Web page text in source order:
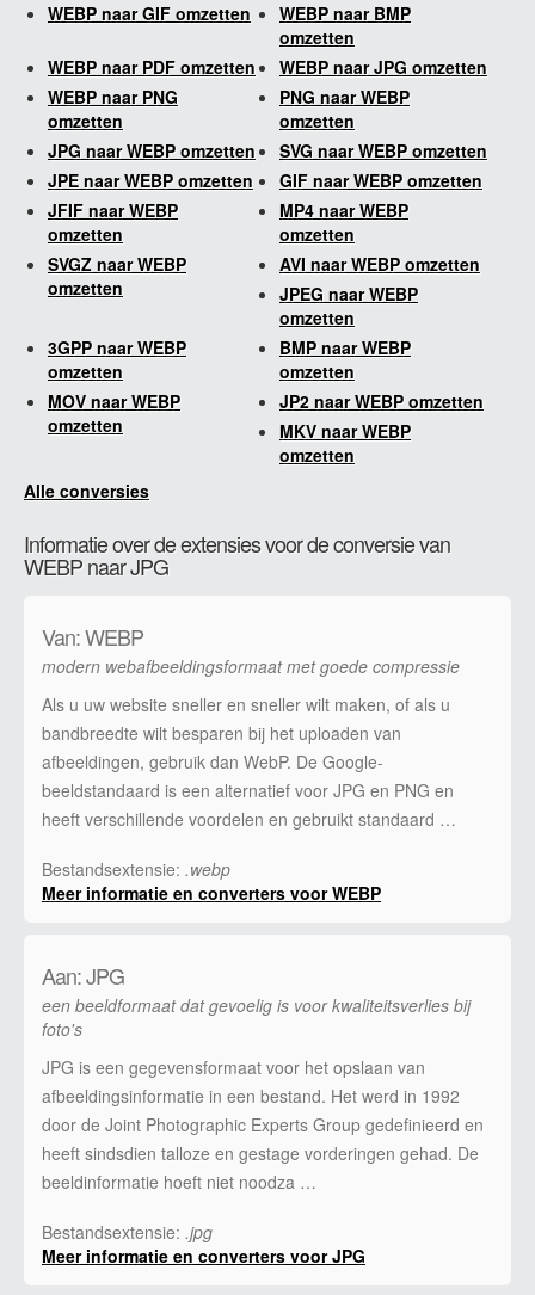
WEBP naar GIF omzetten
WEBP naar BMP
omzetten
WEBP naar PDF omzetten
WEBP naar JPG omzetten
WEBP naar PNG
omzetten
PNG naar WEBP
omzetten
JPG naar WEBP omzetten
SVG naar WEBP omzetten
JPE naar WEBP omzetten
GIF naar WEBP omzetten
JFIF naar WEBP
omzetten
MP4 naar WEBP
omzetten
SVGZ naar WEBP
omzetten
AVI naar WEBP omzetten
JPEG naar WEBP
omzetten
3GPP naar WEBP
omzetten
BMP naar WEBP
omzetten
MOV naar WEBP
omzetten
JP2 naar WEBP omzetten
MKV naar WEBP
omzetten
Alle conversies
Informatie over de extensies voor de conversie van
WEBP naar JPG
Van: WEBP
modern webafbeeldingsformaat met goede compressie
Als u uw website sneller en sneller wilt maken, of als u
bandbreedte wilt besparen bij het uploaden van
afbeeldingen, gebruik dan WebP. De Google-
beeldstandaard is een alternatief voor JPG en PNG en
heeft verschillende voordelen en gebruikt standaard …
Bestandsextensie: .webp
Meer informatie en converters voor WEBP
Aan: JPG
een beeldformaat dat gevoelig is voor kwaliteitsverlies bij
foto's
JPG is een gegevensformaat voor het opslaan van
afbeeldingsinformatie in een bestand. Het werd in 1992
door de Joint Photographic Experts Group gedefinieerd en
heeft sindsdien talloze en gestage vorderingen gehad. De
beeldinformatie hoeft niet noodza …
Bestandsextensie: .jpg
Meer informatie en converters voor JPG